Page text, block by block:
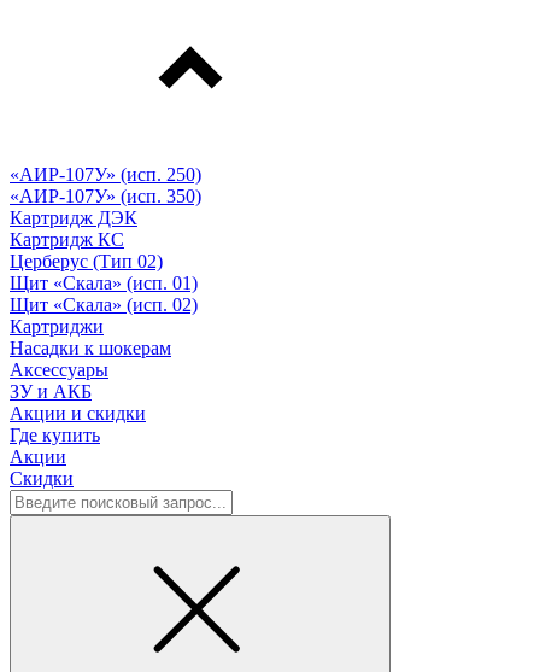
«АИР-107У» (исп. 250)
«АИР-107У» (исп. 350)
Картридж ДЭК
Картридж КС
Церберус (Тип 02)
Щит «Скала» (исп. 01)
Щит «Скала» (исп. 02)
Картриджи
Насадки к шокерам
Аксессуары
ЗУ и АКБ
Акции и скидки
Где купить
Акции
Скидки